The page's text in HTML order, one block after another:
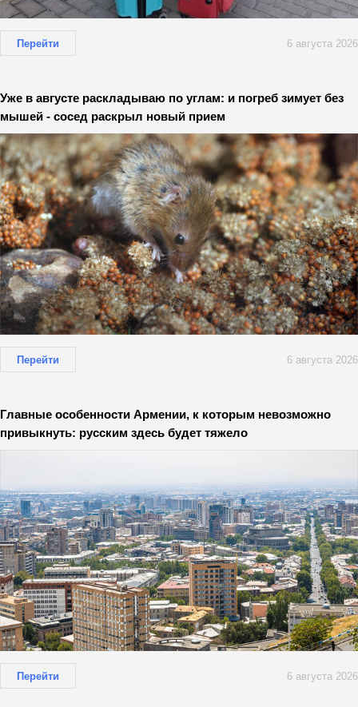
Перейти 6 августа 2026
Уже в августе раскладываю по углам: и погреб зимует без
мышей - сосед раскрыл новый прием
Перейти 6 августа 2026
Главные особенности Армении, к которым невозможно
привыкнуть: русским здесь будет тяжело
Перейти 6 августа 2026